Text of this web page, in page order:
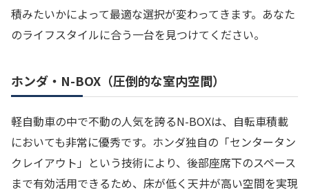
積みたいかによって最適な選択が変わってきます。あなた
のライフスタイルに合う一台を見つけてください。
ホンダ・N-BOX（圧倒的な室内空間）
軽自動車の中で不動の人気を誇るN-BOXは、自転車積載
においても非常に優秀です。ホンダ独自の「センタータン
クレイアウト」という技術により、後部座席下のスペース
まで有効活用できるため、床が低く天井が高い空間を実現